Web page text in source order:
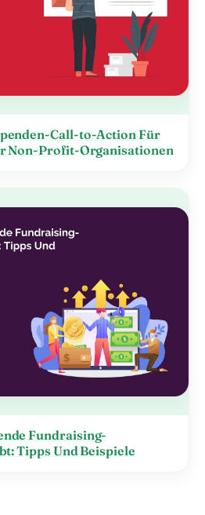
Call-to-Action Für
Non-Profit-Organisationen
Fundraising-
Tipps Und Beispiele